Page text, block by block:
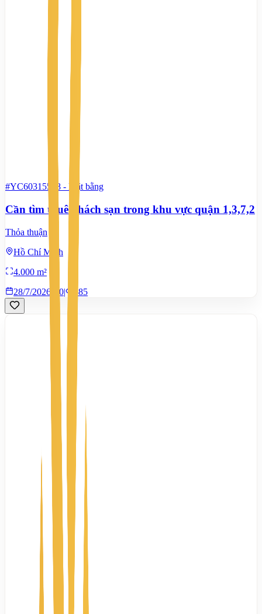
#YC60315568 - Mặt bằng
Cần tìm thuê khách sạn trong khu vực quận 1,3,7,2
Thỏa thuận
Hồ Chí Minh
4.000 m²
28/7/2026
0| 585